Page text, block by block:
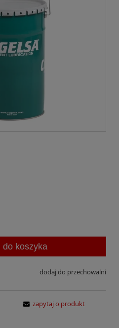
do koszyka
dodaj do przechowalni
zapytaj o produkt